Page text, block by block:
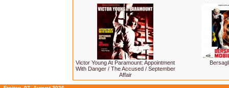
Victor Young At Paramount: Appointment
With Danger / The Accused / September
Affair